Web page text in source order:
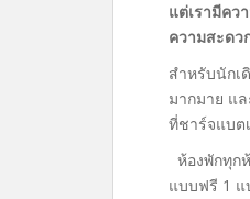
แต่เรามีค
ความสะดว
สำหรับนักเ
มากมาย แ
ที่ชาร์จแบต
ห้องพักทุก
แบบฟรี 1 แ